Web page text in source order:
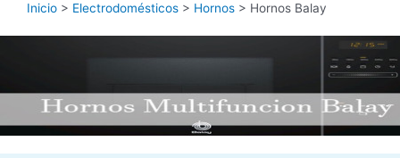
Inicio > Electrodomésticos > Hornos > Hornos Balay